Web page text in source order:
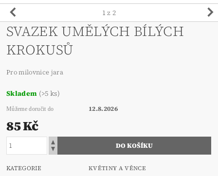
1 z 2
SVAZEK UMĚLÝCH BÍLÝCH
KROKUSŮ
Pro milovnice jara
Skladem (>5 ks)
Můžeme doručit do 12.8.2026
85 Kč
KATEGORIE KVĚTINY A VĚNCE